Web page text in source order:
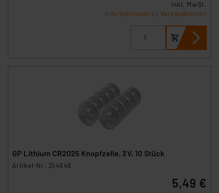
inkl. MwSt.
Informationen zu Versandkosten
GP Lithium CR2025 Knopfzelle, 3V, 10 Stück
Artikel-Nr. 254648
5,49 €